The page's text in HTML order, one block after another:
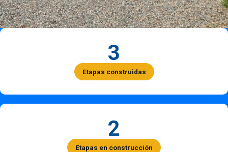
3
Etapas construidas
2
Etapas en construcción